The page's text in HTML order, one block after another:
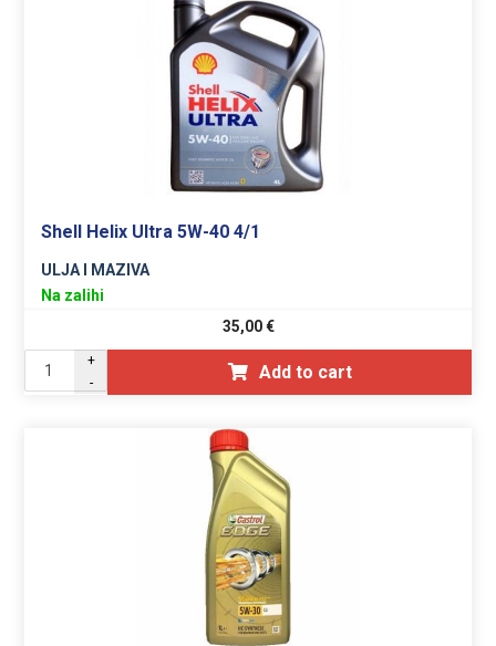
Shell Helix Ultra 5W-40 4/1
ULJA I MAZIVA
Na zalihi
35,00€
+
-
Add to cart